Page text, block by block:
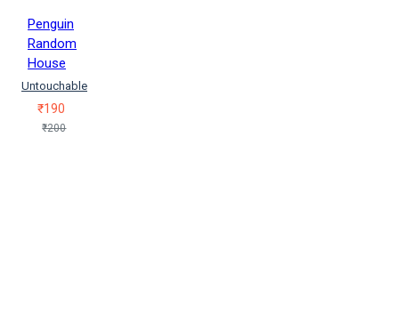
Penguin
Random
House
Untouchable
₹190
₹200